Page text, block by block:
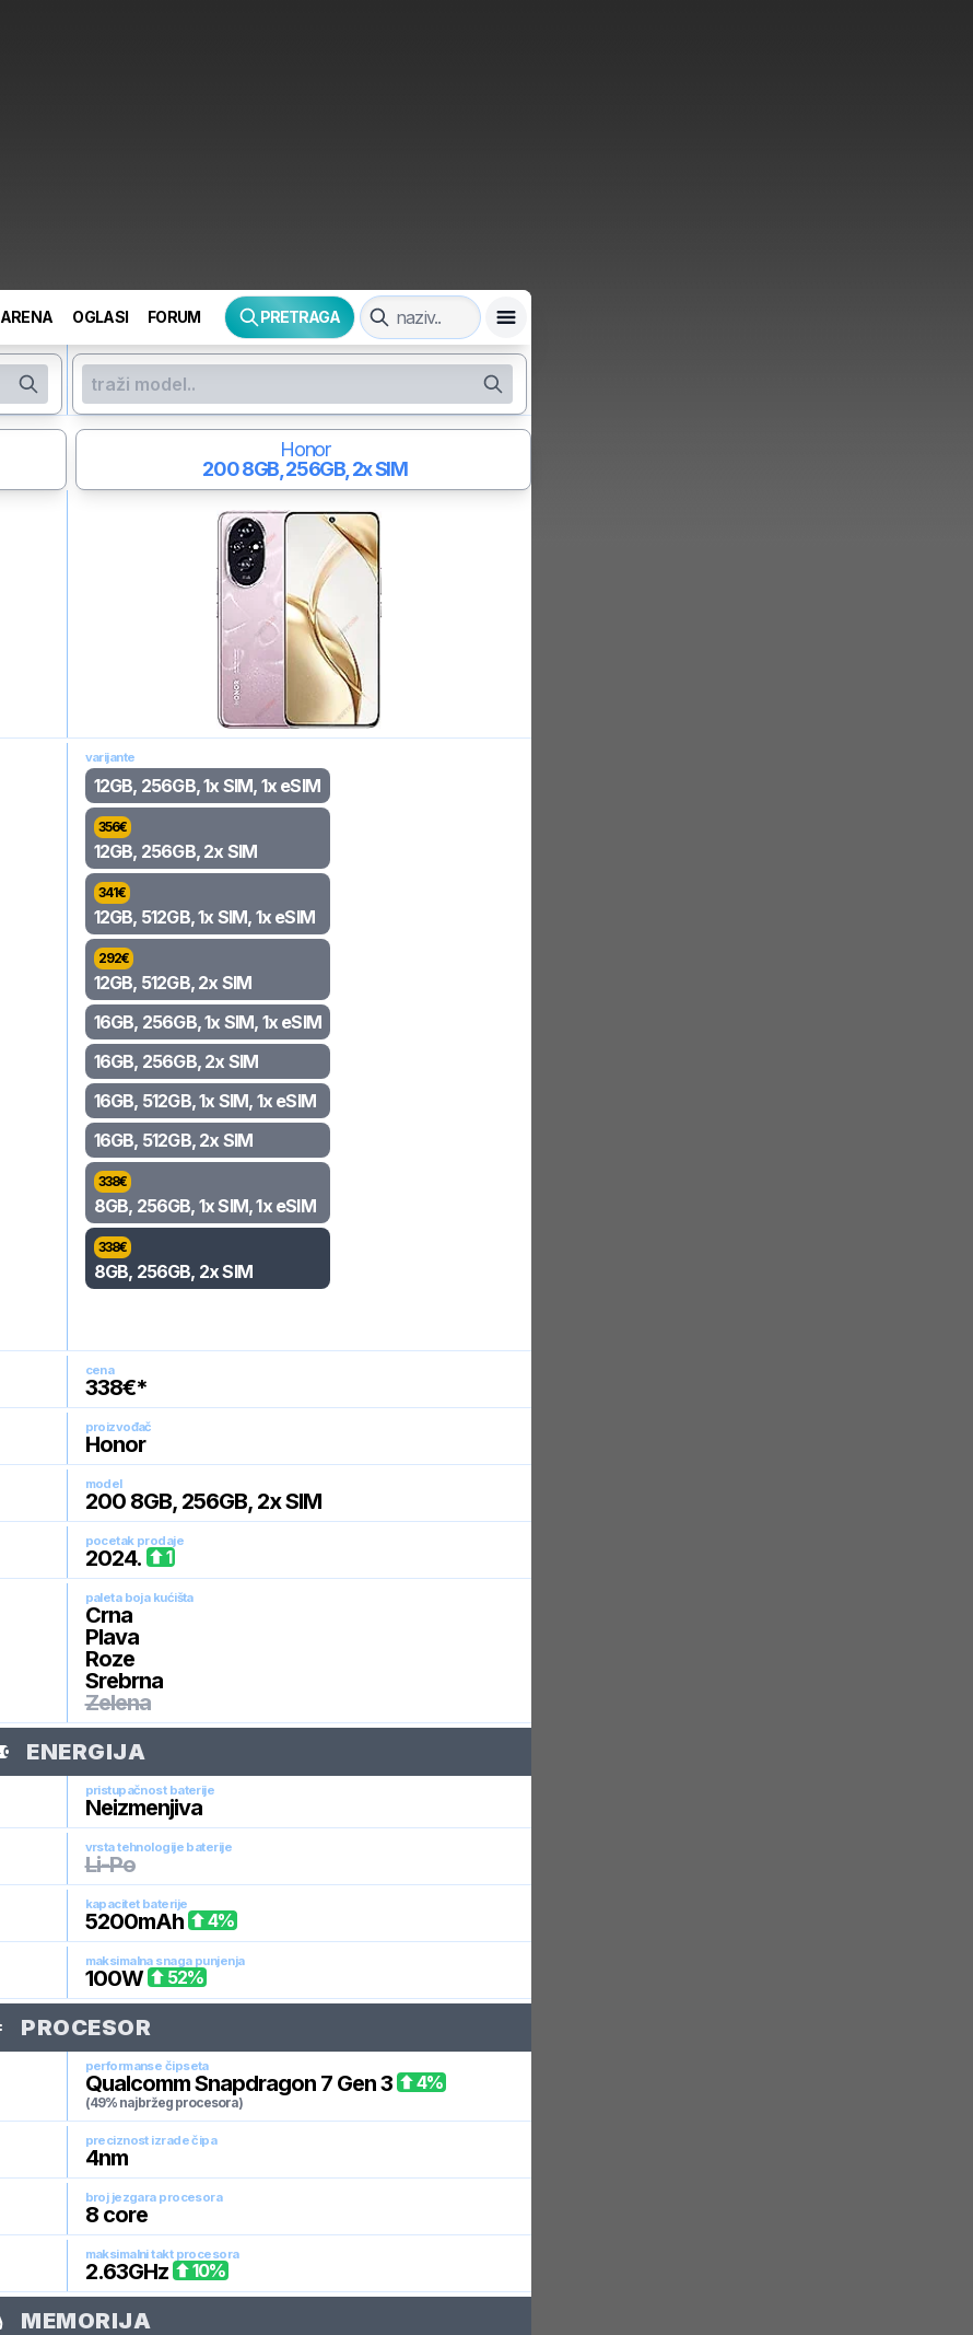
ARENA OGLASI FORUM PRETRAGA
Honor
2008GB, 256GB, 2x SIM
varijante
12GB, 256GB, 1x SIM, 1x eSIM
356€
12GB, 256GB, 2x SIM
341€
12GB, 512GB, 1x SIM, 1x eSIM
292€
12GB, 512GB, 2x SIM
16GB, 256GB, 1x SIM, 1x eSIM
16GB, 256GB, 2x SIM
16GB, 512GB, 1x SIM, 1x eSIM
16GB, 512GB, 2x SIM
338€
8GB, 256GB, 1x SIM, 1x eSIM
338€
8GB, 256GB, 2x SIM
cena
338€*
proizvođač
Honor
model
200 8GB, 256GB, 2x SIM
pocetak prodaje
2024. 1
paleta boja kućišta
Crna
Plava
Roze
Srebrna
Zelena
ENERGIJA
pristupačnost baterije
Neizmenjiva
vrsta tehnologije baterije
Li-Po
kapacitet baterije
5200mAh 4%
maksimalna snaga punjenja
100W 52%
PROCESOR
performanse čipseta
Qualcomm Snapdragon 7 Gen 3
(49% najbržeg procesora)
4%
preciznost izrade čipa
4nm
broj jezgara procesora
8core
maksimalni takt procesora
2.63GHz 10%
MEMORIJA